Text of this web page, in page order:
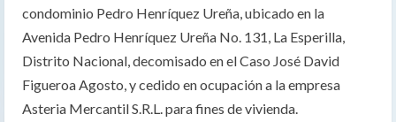
condominio Pedro Henríquez Ureña, ubicado en la
Avenida Pedro Henríquez Ureña No. 131, La Esperilla,
Distrito Nacional, decomisado en el Caso José David
Figueroa Agosto, y cedido en ocupación a la empresa
Asteria Mercantil S.R.L. para fines de vivienda.